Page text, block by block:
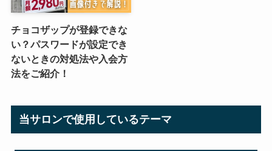
チョコザップが登録できな
い？パスワードが設定でき
ないときの対処法や入会方
法をご紹介！
当サロンで使用しているテーマ